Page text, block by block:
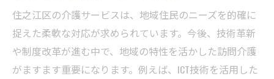
住之江区の介護サービスは、地域住民のニーズを的確に
捉えた柔軟な対応が求められています。今後、技術革新
や制度改革が進む中で、地域の特性を活かした訪問介護
がますます重要になります。例えば、ICT技術を活用した